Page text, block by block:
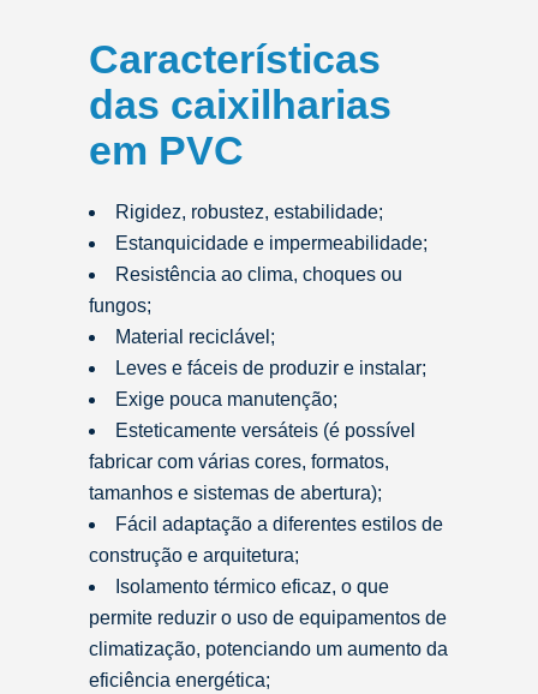
Características
das caixilharias
em PVC
Rigidez, robustez, estabilidade;
Estanquicidade e impermeabilidade;
Resistência ao clima, choques ou
fungos;
Material reciclável;
Leves e fáceis de produzir e instalar;
Exige pouca manutenção;
Esteticamente versáteis (é possível
fabricar com várias cores, formatos,
tamanhos e sistemas de abertura);
Fácil adaptação a diferentes estilos de
construção e arquitetura;
Isolamento térmico eficaz, o que
permite reduzir o uso de equipamentos de
climatização, potenciando um aumento da
eficiência energética;